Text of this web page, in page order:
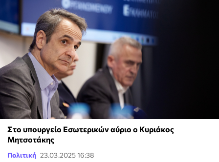
Στο υπουργείο Εσωτερικών αύριο ο Κυριάκος
Μητσοτάκης
Πολιτική 23.03.2025 16:38